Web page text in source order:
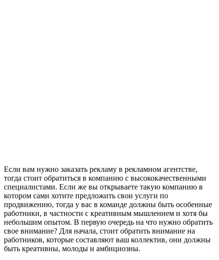
Если вам нужно заказать рекламу в рекламном агентстве,
тогда стоит обратиться в компанию с высококачественными
специалистами. Если же вы открываете такую компанию в
котором сами хотите предложить свои услуги по
продвижению, тогда у вас в команде должны быть особенные
работники, в частности с креативным мышлением и хотя бы
небольшим опытом. В первую очередь на что нужно обратить
свое внимание? Для начала, стоит обратить внимание на
работников, которые составляют ваш коллектив, они должны
быть креативны, молоды и амбициозны.